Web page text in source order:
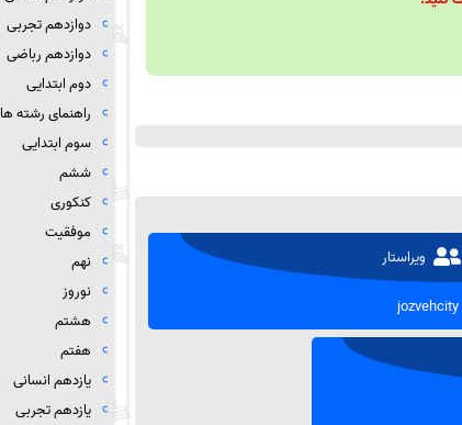
ویراستار
jozvehcity
دوازدهم تجربی
دوازدهم رباضی
دوم ابتدایی
راهنمای رشته ها
سوم ابتدایی
ششم
کنکوری
موفقیت
نهم
نوروز
هشتم
هفتم
یازدهم انسانی
یازدهم تجربی